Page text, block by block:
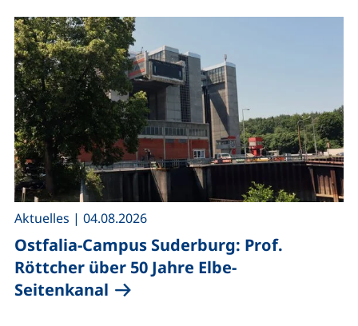
Ostfalia-Campus Suderburg: Prof.
Röttcher über 50 Jahre Elbe-
Seitenkanal
Aktuelles | 04.08.2026